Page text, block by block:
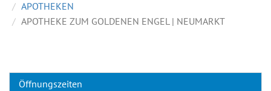
APOTHEKEN
APOTHEKE ZUM GOLDENEN ENGEL | NEUMARKT
Öffnungszeiten